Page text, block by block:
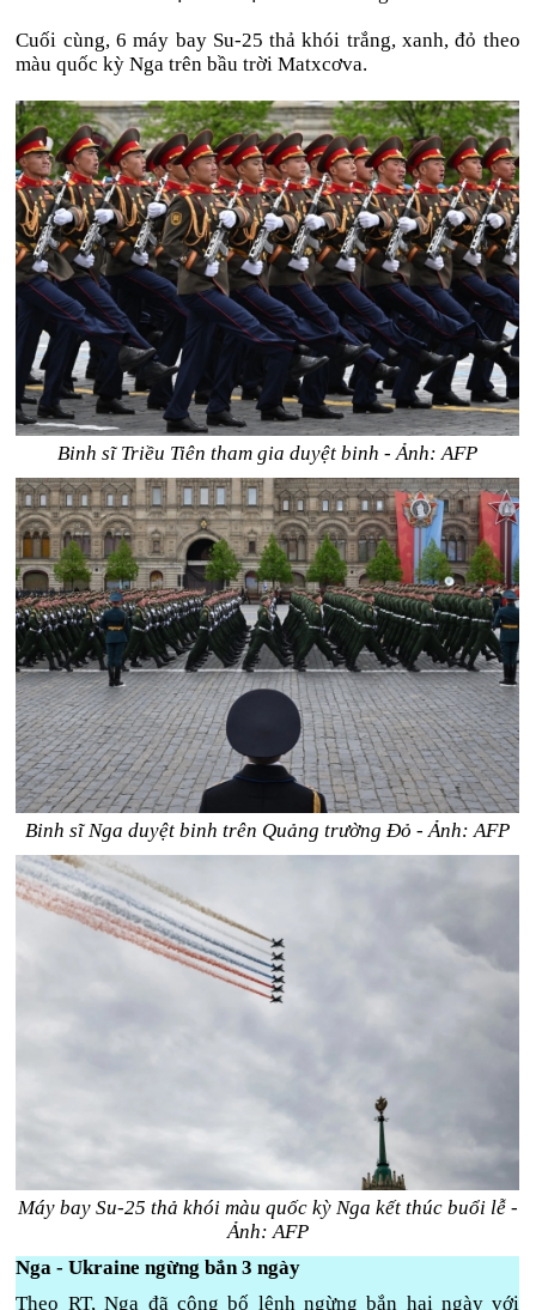
Cuối cùng, 6 máy bay Su-25 thả khói trắng, xanh, đỏ theo
màu quốc kỳ Nga trên bầu trời Matxcơva.
Binh sĩ Triều Tiên tham gia duyệt binh - Ảnh: AFP
Binh sĩ Nga duyệt binh trên Quảng trường Đỏ - Ảnh: AFP
Máy bay Su-25 thả khói màu quốc kỳ Nga kết thúc buổi lễ -
Ảnh: AFP
Nga - Ukraine ngừng bắn 3 ngày
Theo RT, Nga đã công bố lệnh ngừng bắn hai ngày với